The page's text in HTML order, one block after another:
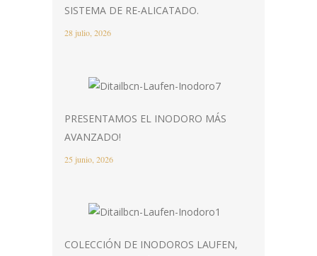
SISTEMA DE RE-ALICATADO.
28 julio, 2026
PRESENTAMOS EL INODORO MÁS
AVANZADO!
25 junio, 2026
COLECCIÓN DE INODOROS LAUFEN,